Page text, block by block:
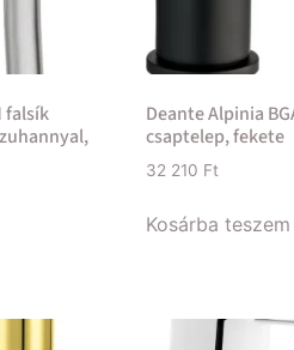
falsík
Deante Alpinia
csaptelep, fekete
32 210 Ft
Kosárba teszem